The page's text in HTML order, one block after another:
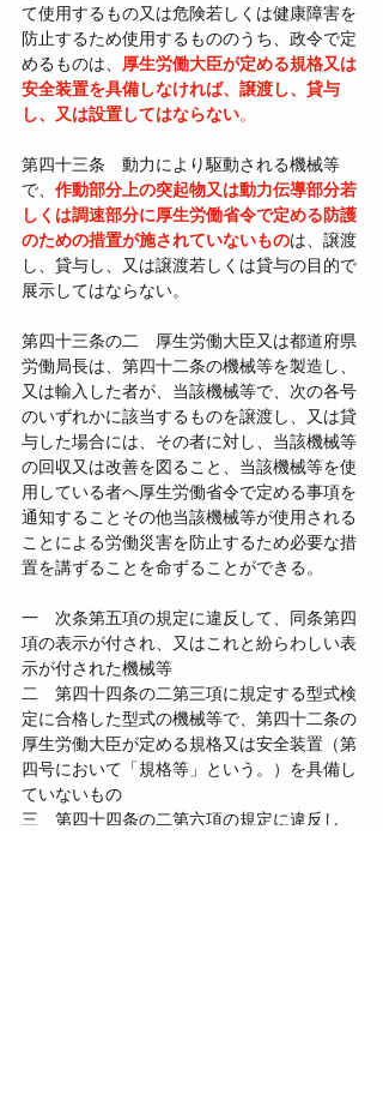
て使用するもの又は危険若しくは健康障害を
防止するため使用するもののうち、政令で定
めるものは、 厚生労働大臣が定める規格又は
安全装置を具備しなければ、譲渡し、貸与
し、又は設置してはならない。
第四十三条　動力により駆動される機械等
で、 作動部分上の突起物又は動力伝導部分若
しくは調速部分に厚生労働省令で定める防護
のための措置が施されていないものは、譲渡
し、貸与し、又は譲渡若しくは貸与の目的で
展示してはならない。
第四十三条の二　厚生労働大臣又は都道府県
労働局長は、第四十二条の機械等を製造し、
又は輸入した者が、当該機械等で、次の各号
のいずれかに該当するものを譲渡し、又は貸
与した場合には、その者に対し、当該機械等
の回収又は改善を図ること、当該機械等を使
用している者へ厚生労働省令で定める事項を
通知することその他当該機械等が使用される
ことによる労働災害を防止するため必要な措
置を講ずることを命ずることができる。
一　次条第五項の規定に違反して、同条第四
項の表示が付され、又はこれと紛らわしい表
示が付された機械等
二　第四十四条の二第三項に規定する型式検
定に合格した型式の機械等で、第四十二条の
厚生労働大臣が定める規格又は安全装置（第
四号において「規格等」という。）を具備し
ていないもの
三　第四十四条の二第六項の規定に違反し